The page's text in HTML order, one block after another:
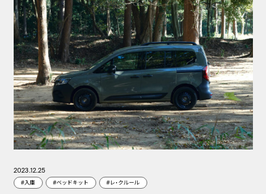
2023.12.25
#入庫 #ベッドキット #レ・クルール